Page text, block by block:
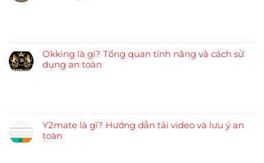
Okking là gì? Tổng quan tính năng và cách sử
dụng an toàn
Y2mate là gì? Hướng dẫn tải video và lưu ý an
toàn